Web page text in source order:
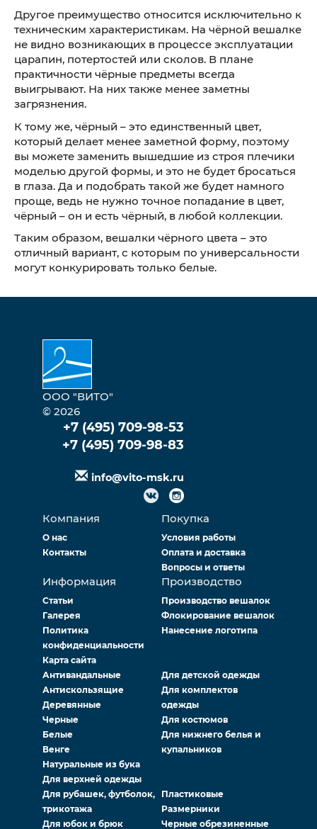
Другое преимущество относится исключительно к
техническим характеристикам. На чёрной вешалке
не видно возникающих в процессе эксплуатации
царапин, потертостей или сколов. В плане
практичности чёрные предметы всегда
выигрывают. На них также менее заметны
загрязнения.
К тому же, чёрный – это единственный цвет,
который делает менее заметной форму, поэтому
вы можете заменить вышедшие из строя плечики
моделью другой формы, и это не будет бросаться
в глаза. Да и подобрать такой же будет намного
проще, ведь не нужно точное попадание в цвет,
чёрный – он и есть чёрный, в любой коллекции.
Таким образом, вешалки чёрного цвета – это
отличный вариант, с которым по универсальности
могут конкурировать только белые.
ООО "ВИТО"
© 2026
Компания
О нас
Контакты
Покупка
Условия работы
Оплата и доставка
Вопросы и ответы
Информация
Статьи
Галерея
Политика
конфиденциальности
Карта сайта
Производство
Производство вешалок
Флокирование вешалок
Нанесение логотипа
Антивандальные
Антискользящие
Деревянные
Черные
Белые
Венге
Натуральные из бука
Для верхней одежды
Для детской одежды
Для комплектов
одежды
Для костюмов
Для нижнего белья и
купальников
Для рубашек, футболок,
трикотажа
Для юбок и брюк
Пластиковые
Размерники
Черные обрезиненные
+7 (495) 709-98-53
+7 (495) 709-98-83
info@vito-msk.ru